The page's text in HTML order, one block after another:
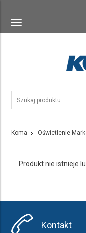
Toggle
navigation
Koma Oświetlenie
Produkt nie istnieje
Kontakt